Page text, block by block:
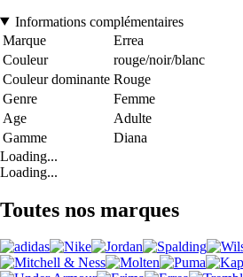
Informations complémentaires
Marque
Errea
Couleur
rouge/noir/blanc
Couleur dominante Rouge
Genre
Femme
Age
Adulte
Gamme
Diana
Loading...
Loading...
Toutes nos marques